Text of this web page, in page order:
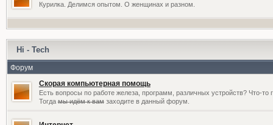
Курилка. Делимся опытом. О женщинах и разном.
Hi - Tech
Форум
Скорая компьютерная помощь
Есть вопросы по работе железа, программ, различных устройств? Что-то
Тогдамы идём к вамзаходите в данный форум.